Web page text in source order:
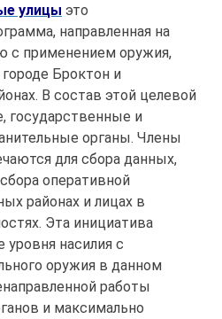
улицы это
направленная на
с применением оружия,
Броктон и
В состав этой целевой
государственные и
органы. Члены
для сбора данных,
оперативной
районах и лицах в
Эта инициатива
уровня насилия с
оружия в данном
работы
и максимально